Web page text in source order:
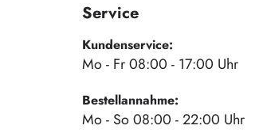
Service
Kundenservice:
Mo - Fr 08:00 - 17:00 Uhr
Bestellannahme:
Mo - So 08:00 - 22:00 Uhr